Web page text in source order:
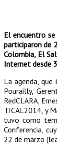
El encuentro
participaron de
Colombia, El
Internet desde
La agenda,
Pourailly,
RedCLARA,
TICAL2014, y
tuvo como
Conferencia,
22 de marzo